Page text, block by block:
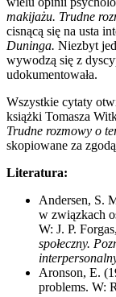
makijażu. Trudne
cisnącą się na usta
Duninga. Niezbyt
wywodzą się z
udokumentowała.
Wszystkie cytaty
książki Tomasza
Trudne rozmowy o
skopiowane za
Literatura:
Andersen, S.
w związkach
W: J. P.
społeczny.
Aronson, E.
problems. W: